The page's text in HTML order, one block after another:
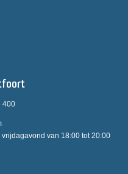
400
van 18:00 tot 20:00